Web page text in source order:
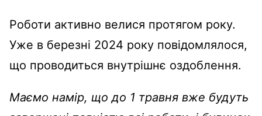
Роботи активно велися протягом року.
Уже в березні 2024 року повідомлялося,
що проводиться внутрішнє оздоблення.
Маємо намір, що до 1 травня вже будуть